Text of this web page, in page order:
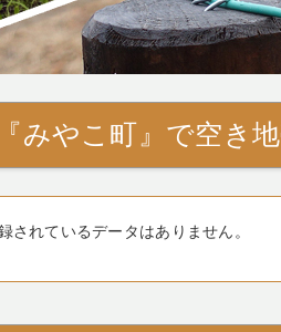
みやこ町』で空き
されているデータはありません。